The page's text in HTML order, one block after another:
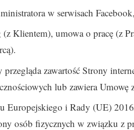
w serwisach
(z Klientem), umowa o pracę (z
zawartość Strony
lub zawiera Umowę
Europejskiego i Rady (UE)
osób fizycznych w związku z